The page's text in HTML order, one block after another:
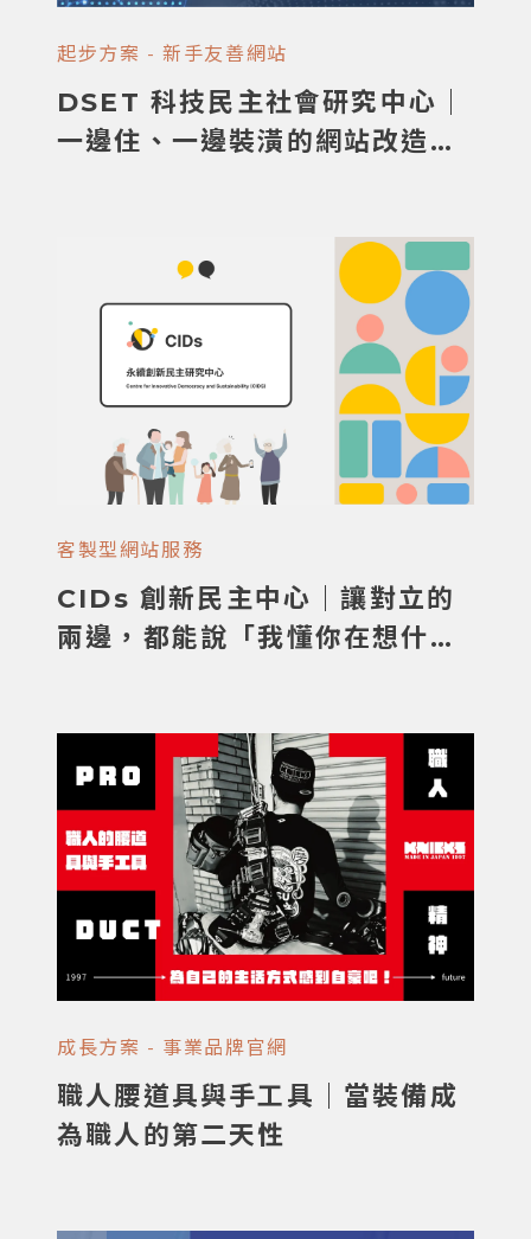
起步方案 - 新手友善網站
DSET 科技民主社會研究中心｜
一邊住、一邊裝潢的網站改造挑
客製型網站服務
CIDs 創新民主中心｜讓對立的
兩邊，都能說「我懂你在想什
成長方案 - 事業品牌官網
職人腰道具與手工具｜當裝備成
為職人的第二天性